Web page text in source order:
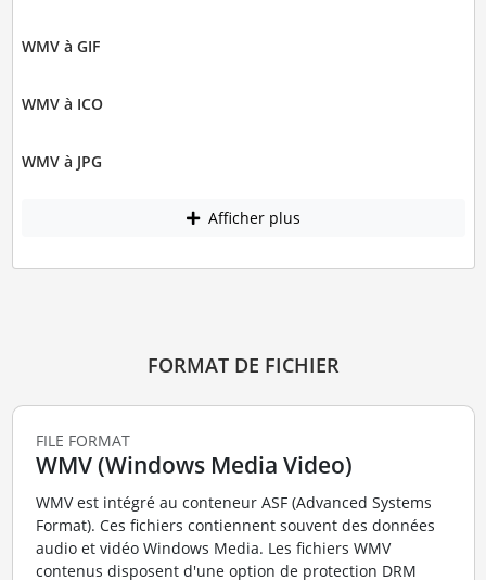
WMV à GIF
WMV à ICO
WMV à JPG
Afficher plus
FORMAT DE FICHIER
FILE FORMAT
WMV (Windows Media Video)
WMV est intégré au conteneur ASF (Advanced Systems
Format). Ces fichiers contiennent souvent des données
audio et vidéo Windows Media. Les fichiers WMV
contenus disposent d'une option de protection DRM